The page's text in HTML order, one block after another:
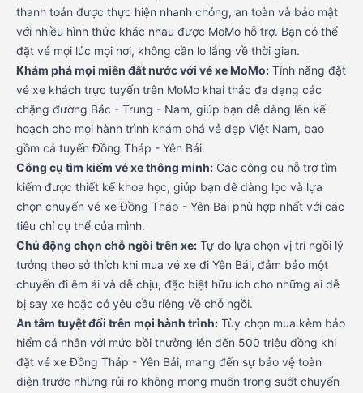
thanh toán được thực hiện nhanh chóng, an toàn và bảo mật
với nhiều hình thức khác nhau được MoMo hỗ trợ. Bạn có thể
đặt vé mọi lúc mọi nơi, không cần lo lắng về thời gian.
Khám phá mọi miền đất nước với vé xe MoMo: Tính năng đặt
vé xe khách trực tuyến trên MoMo khai thác đa dạng các
chặng đường Bắc - Trung - Nam, giúp bạn dễ dàng lên kế
hoạch cho mọi hành trình khám phá vẻ đẹp Việt Nam, bao
gồm cả tuyến Đồng Tháp - Yên Bái.
Công cụ tìm kiếm vé xe thông minh: Các công cụ hỗ trợ tìm
kiếm được thiết kế khoa học, giúp bạn dễ dàng lọc và lựa
chọn chuyến vé xe Đồng Tháp - Yên Bái phù hợp nhất với các
tiêu chí cụ thể của mình.
Chủ động chọn chỗ ngồi trên xe: Tự do lựa chọn vị trí ngồi lý
tưởng theo sở thích khi mua vé xe đi Yên Bái, đảm bảo một
chuyến đi êm ái và dễ chịu, đặc biệt hữu ích cho những ai dễ
bị say xe hoặc có yêu cầu riêng về chỗ ngồi.
An tâm tuyệt đối trên mọi hành trình: Tùy chọn mua kèm bảo
hiểm cá nhân với mức bồi thường lên đến 500 triệu đồng khi
đặt vé xe Đồng Tháp - Yên Bái, mang đến sự bảo vệ toàn
diện trước những rủi ro không mong muốn trong suốt chuyến